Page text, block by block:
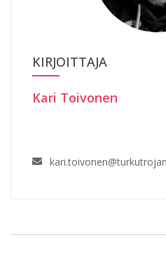
KIRJOITTAJA
Kari Toivonen